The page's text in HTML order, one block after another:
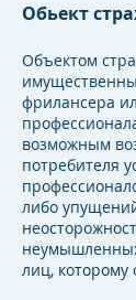
Обьект
Объектом
фрилансера
возможным
потребителя
либо
лиц, которому